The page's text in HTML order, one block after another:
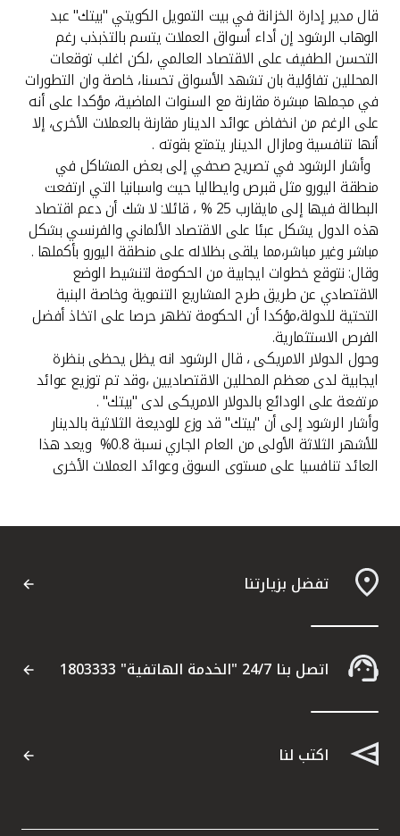
خدمات ما بعد البيع
اتصل بنا
مواقع الفروع وأجهزة الصرف الآلي
ألمانيا
ماليزيا
تركيا
مصر
المملكة المتحدة
مملكة البحرين
قال مدير إدارة الخزانة في بيت التمويل الكويتي "بيتك" عبد
الوهاب الرشود إن أداء أسواق العملات يتسم بالتذبذب رغم
التحسن الطفيف على الاقتصاد العالمي ،لكن اغلب توقعات
المحللين تفاؤلية بان تشهد الأسواق تحسنا، خاصة وان التطورات
في مجملها مبشرة مقارنة مع السنوات الماضية، مؤكدا على أنه
على الرغم من انخفاض عوائد الدينار مقارنة بالعملات الأخرى، إلا
أنها تنافسية ومازال الدينار يتمتع بقوته .
وأشار الرشود في تصريح صحفي إلى بعض المشاكل في
منطقة اليورو مثل قبرص وايطاليا حيث واسبانيا التي ارتفعت
البطالة فيها إلى مايقارب 25 % ، قائلا: لا شك أن دعم اقتصاد
هذه الدول يشكل عبئا على الاقتصاد الألماني والفرنسي بشكل
مباشر وغير مباشر،مما يلقى بظلاله على منطقة اليورو بأكملها .
وقال: نتوقع خطوات ايجابية من الحكومة لتنشيط الوضع
الاقتصادي عن طريق طرح المشاريع التنموية وخاصة البنية
التحتية للدولة،مؤكدا أن الحكومة تظهر حرصا على اتخاذ أفضل
الفرص الاستثمارية.
وحول الدولار الامريكى ، قال الرشود انه يظل يحظى بنظرة
ايجابية لدى معظم المحللين الاقتصاديين ،وقد تم توزيع عوائد
مرتفعة على الودائع بالدولار الامريكى لدى "بيتك" .
وأشار الرشود إلى أن "بيتك" قد وزع للوديعة الثلاثية بالدينار
للأشهر الثلاثة الأولى من العام الجاري نسبة 0.8% ويعد هذا
العائد تنافسيا على مستوى السوق وعوائد العملات الأخرى
تفضل بزيارتنا
اتصل بنا 24/7 "الخدمة الهاتفية" 1803333
اكتب لنا